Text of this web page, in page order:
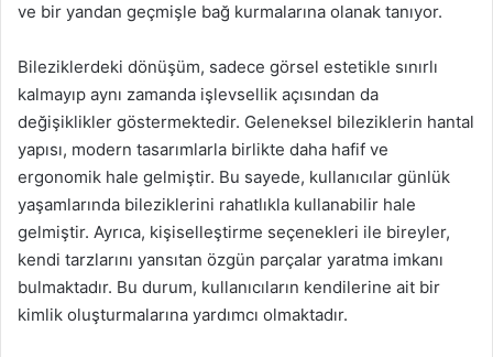
ve bir yandan geçmişle bağ kurmalarına olanak tanıyor.
Bileziklerdeki dönüşüm, sadece görsel estetikle sınırlı
kalmayıp aynı zamanda işlevsellik açısından da
değişiklikler göstermektedir. Geleneksel bileziklerin hantal
yapısı, modern tasarımlarla birlikte daha hafif ve
ergonomik hale gelmiştir. Bu sayede, kullanıcılar günlük
yaşamlarında bileziklerini rahatlıkla kullanabilir hale
gelmiştir. Ayrıca, kişiselleştirme seçenekleri ile bireyler,
kendi tarzlarını yansıtan özgün parçalar yaratma imkanı
bulmaktadır. Bu durum, kullanıcıların kendilerine ait bir
kimlik oluşturmalarına yardımcı olmaktadır.